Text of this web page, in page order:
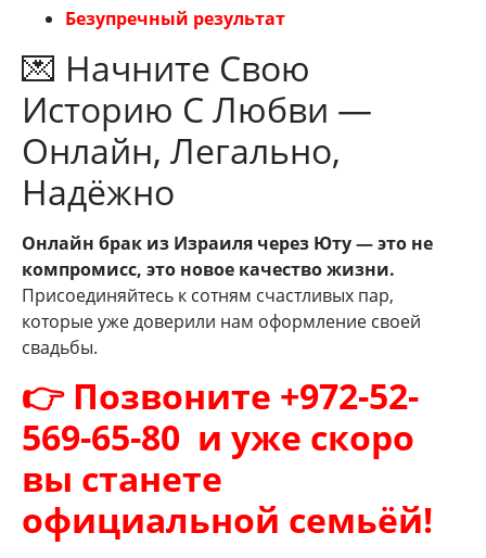
Безупречный результат
💌 Начните Свою
Историю С Любви —
Онлайн, Легально,
Надёжно
Онлайн брак из Израиля через Юту — это не
компромисс, это новое качество жизни.
Присоединяйтесь к сотням счастливых пар,
которые уже доверили нам оформление своей
свадьбы.
👉 Позвоните +972-52-
569-65-80 и уже скоро
вы станете
официальной семьёй!